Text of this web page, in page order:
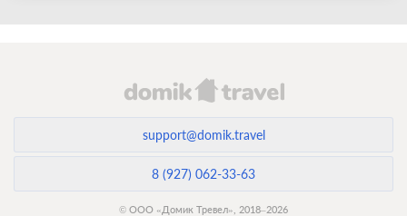
support@domik.travel
8 (927) 062-33-63
© ООО «Домик Тревел», 2018–2026